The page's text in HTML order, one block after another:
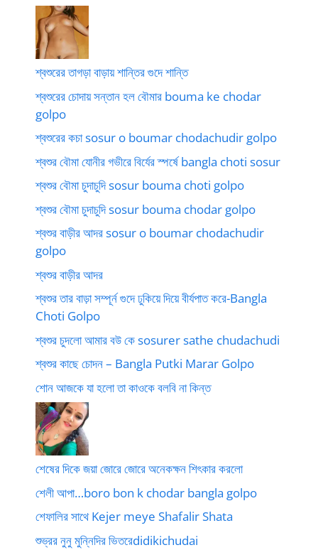
শ্বশুরের তাগড়া বাড়ায় শান্তির গুদে শান্তি
শ্বশুরের চোদায় সন্তান হল বৌমার bouma ke chodar
golpo
শ্বশুরের কচা sosur o boumar chodachudir golpo
শ্বশুর বৌমা যোনীর গভীরে বির্যের স্পর্ষে bangla choti sosur
শ্বশুর বৌমা চুদাচুদি sosur bouma choti golpo
শ্বশুর বৌমা চুদাচুদি sosur bouma chodar golpo
শ্বশুর বাড়ীর আদর sosur o boumar chodachudir
golpo
শ্বশুর বাড়ীর আদর
শ্বশুর তার বাড়া সম্পূর্ন গুদে ঢুকিয়ে দিয়ে বীর্যপাত করে-Bangla
Choti Golpo
শ্বশুর চুদলো আমার বউ কে sosurer sathe chudachudi
শ্বশুর কাছে চোদন – Bangla Putki Marar Golpo
শোন আজকে যা হলো তা কাওকে বলবি না কিন্ত
শেষের দিকে জয়া জোরে জোরে অনেকক্ষন শিৎকার করলো
শেলী আপা…boro bon k chodar bangla golpo
শেফালির সাথে Kejer meye Shafalir Shata
শুভ্রর নুনু মুন্নিদির ভিতরেdidikichudai